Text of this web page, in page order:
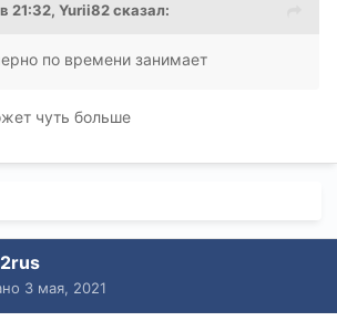
21:32, Yurii82сказал:
по времени занимает
чуть больше
3 мая, 2021